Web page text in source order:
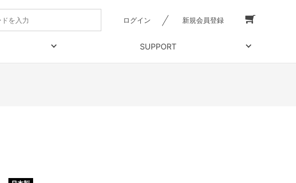
ログイン 新規会員登録
SUPPORT